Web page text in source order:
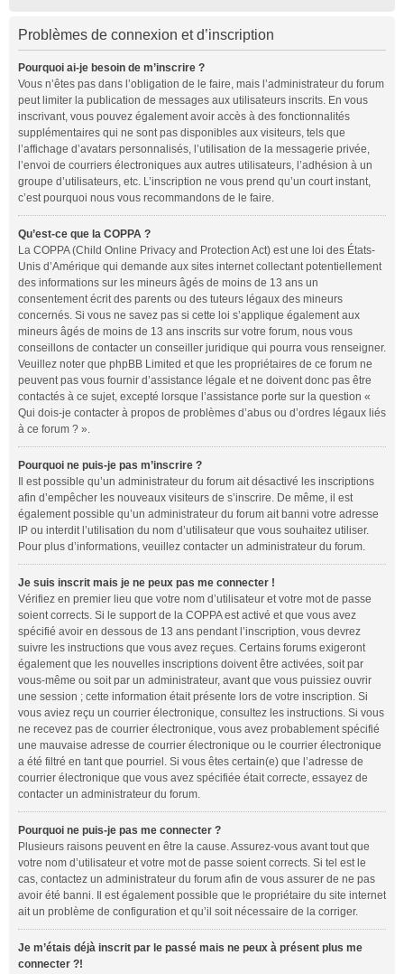
Problèmes de connexion et d’inscription
Pourquoi ai-je besoin de m’inscrire ?
Vous n’êtes pas dans l’obligation de le faire, mais l’administrateur du forum
peut limiter la publication de messages aux utilisateurs inscrits. En vous
inscrivant, vous pouvez également avoir accès à des fonctionnalités
supplémentaires qui ne sont pas disponibles aux visiteurs, tels que
l’affichage d’avatars personnalisés, l’utilisation de la messagerie privée,
l’envoi de courriers électroniques aux autres utilisateurs, l’adhésion à un
groupe d’utilisateurs, etc. L’inscription ne vous prend qu’un court instant,
c’est pourquoi nous vous recommandons de le faire.
Qu’est-ce que la COPPA ?
La COPPA (Child Online Privacy and Protection Act) est une loi des États-
Unis d’Amérique qui demande aux sites internet collectant potentiellement
des informations sur les mineurs âgés de moins de 13 ans un
consentement écrit des parents ou des tuteurs légaux des mineurs
concernés. Si vous ne savez pas si cette loi s’applique également aux
mineurs âgés de moins de 13 ans inscrits sur votre forum, nous vous
conseillons de contacter un conseiller juridique qui pourra vous renseigner.
Veuillez noter que phpBB Limited et que les propriétaires de ce forum ne
peuvent pas vous fournir d’assistance légale et ne doivent donc pas être
contactés à ce sujet, excepté lorsque l’assistance porte sur la question «
Qui dois-je contacter à propos de problèmes d’abus ou d’ordres légaux liés
à ce forum ? ».
Pourquoi ne puis-je pas m’inscrire ?
Il est possible qu’un administrateur du forum ait désactivé les inscriptions
afin d’empêcher les nouveaux visiteurs de s’inscrire. De même, il est
également possible qu’un administrateur du forum ait banni votre adresse
IP ou interdit l’utilisation du nom d’utilisateur que vous souhaitez utiliser.
Pour plus d’informations, veuillez contacter un administrateur du forum.
Je suis inscrit mais je ne peux pas me connecter !
Vérifiez en premier lieu que votre nom d’utilisateur et votre mot de passe
soient corrects. Si le support de la COPPA est activé et que vous avez
spécifié avoir en dessous de 13 ans pendant l’inscription, vous devrez
suivre les instructions que vous avez reçues. Certains forums exigeront
également que les nouvelles inscriptions doivent être activées, soit par
vous-même ou soit par un administrateur, avant que vous puissiez ouvrir
une session ; cette information était présente lors de votre inscription. Si
vous aviez reçu un courrier électronique, consultez les instructions. Si vous
ne recevez pas de courrier électronique, vous avez probablement spécifié
une mauvaise adresse de courrier électronique ou le courrier électronique
a été filtré en tant que pourriel. Si vous êtes certain(e) que l’adresse de
courrier électronique que vous avez spécifiée était correcte, essayez de
contacter un administrateur du forum.
Pourquoi ne puis-je pas me connecter ?
Plusieurs raisons peuvent en être la cause. Assurez-vous avant tout que
votre nom d’utilisateur et votre mot de passe soient corrects. Si tel est le
cas, contactez un administrateur du forum afin de vous assurer de ne pas
avoir été banni. Il est également possible que le propriétaire du site internet
ait un problème de configuration et qu’il soit nécessaire de la corriger.
Je m’étais déjà inscrit par le passé mais ne peux à présent plus me
connecter ?!